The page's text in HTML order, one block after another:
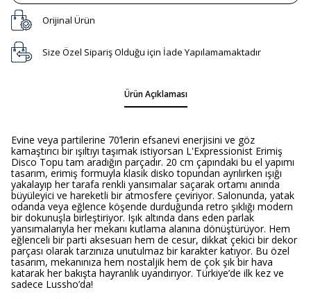
Orijinal Ürün
Size Özel Sipariş Olduğu için İade Yapılamamaktadır
Ürün Açıklaması
Evine veya partilerine 70’lerin efsanevi enerjisini ve göz
kamaştırıcı bir ışıltıyı taşımak istiyorsan L'Expressionist Erimiş
Disco Topu tam aradığın parçadır. 20 cm çapındaki bu el yapımı
tasarım, erimiş formuyla klasik disko topundan ayrılırken ışığı
yakalayıp her tarafa renkli yansımalar saçarak ortamı anında
büyüleyici ve hareketli bir atmosfere çeviriyor. Salonunda, yatak
odanda veya eğlence köşende durduğunda retro şıklığı modern
bir dokunuşla birleştiriyor. Işık altında dans eden parlak
yansımalarıyla her mekanı kutlama alanına dönüştürüyor. Hem
eğlenceli bir parti aksesuarı hem de cesur, dikkat çekici bir dekor
parçası olarak tarzınıza unutulmaz bir karakter katıyor. Bu özel
tasarım, mekanınıza hem nostaljik hem de çok şık bir hava
katarak her bakışta hayranlık uyandırıyor. Türkiye’de ilk kez ve
sadece Lussho’da!